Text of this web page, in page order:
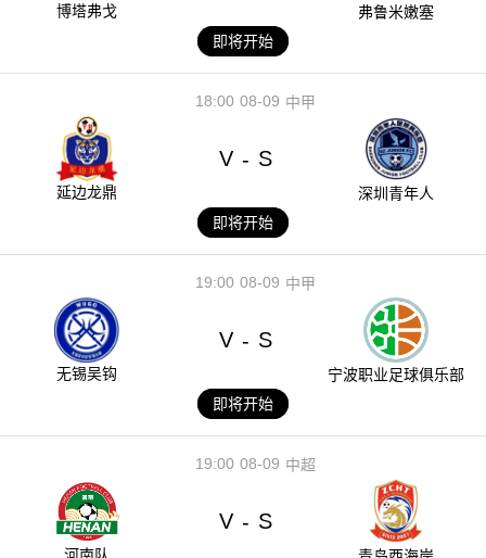
博塔弗戈
弗鲁米嫩塞
即将开始
08-09
18:00 中甲
延边龙鼎
V - S
深圳青年人
即将开始
08-09
19:00 中甲
无锡吴钩
V - S
宁波职业足球俱乐部
即将开始
08-09
19:00 中超
河南队
V - S